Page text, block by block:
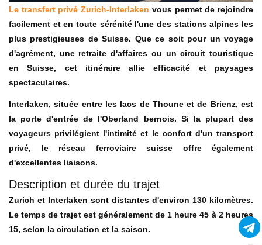
Le transfert privé Zurich-Interlaken vous permet de rejoindre
facilement et en toute sérénité l'une des stations alpines les
plus prestigieuses de Suisse. Que ce soit pour un voyage
d'agrément, une retraite d'affaires ou un circuit touristique
en Suisse, cet itinéraire allie efficacité et paysages
spectaculaires.
Interlaken, située entre les lacs de Thoune et de Brienz, est
la porte d'entrée de l'Oberland bernois. Si la plupart des
voyageurs privilégient l'intimité et le confort d'un transport
privé, le réseau ferroviaire suisse offre également
d'excellentes liaisons.
Description et durée du trajet
Zurich et Interlaken sont distantes d'environ 130 kilomètres.
Le temps de trajet est généralement de 1 heure 45 à 2 heures
15, selon la circulation et la saison.